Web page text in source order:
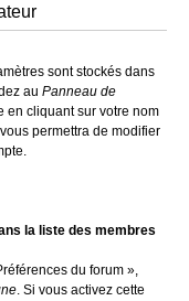
sont stockés dans
au Panneau de
en cliquant sur votre nom
permettra de modifier
la liste des membres
du forum »,
. Si vous activez cette